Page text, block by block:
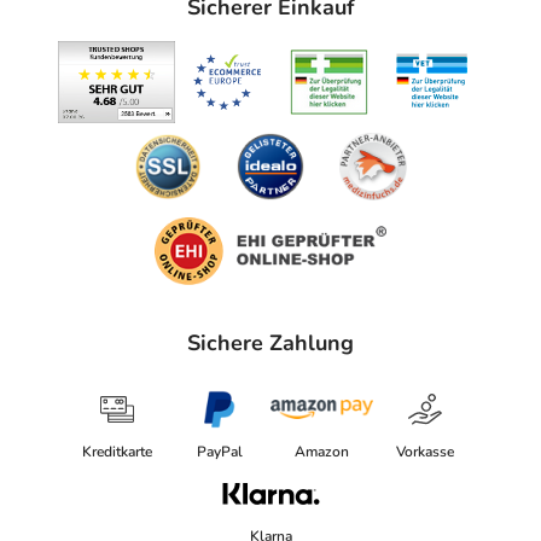
Nicht anwenden bei Überempfindlichkeit gegen einen der
Wirkstoffe oder einen der sonstigen Bestandteile.
Die Unbedenklichkeit des Tierarzneimittels während der
Trächtigkeit und Laktation ist nicht belegt. Wie alle
Tierarzneimittel sollten auch homöopathische
Tierarzneimittel während der Trächtigkeit und Laktation
nur nach Rücksprache mit dem Tierarzt/der Tierärztin
angewendet werden.
Arzneimittel unzugänglich für Kinder aufbewahren.
Bitte verwenden Sie dieses Arzneimittel nicht mehr nach
angegebenen Verfallsdatum. Das Verfallsdatum bezieht
sich auf den letzten Tag des angegebenen Monats.
Sicherer Einkauf
Sichere Zahlung
Kreditkarte PayPal Amazon Vorkasse
Klarna